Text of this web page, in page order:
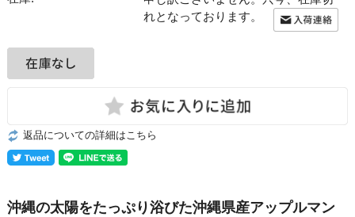
れとなっております。
返品についての詳細はこちら
沖縄の太陽をたっぷり浴びた沖縄県産アップルマン